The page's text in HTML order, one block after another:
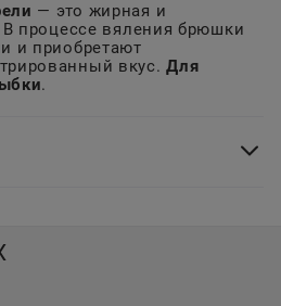
— это жирная и
В процессе вяления брюшки
и приобретают
вкус.Для
.